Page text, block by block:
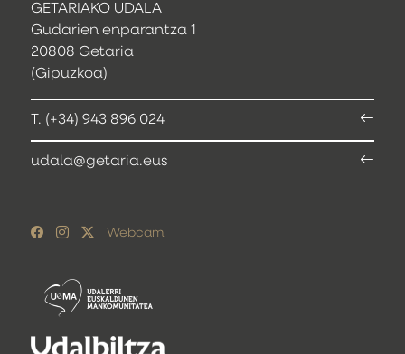
GETARIAKO UDALA
Gudarien enparantza 1
20808 Getaria
(Gipuzkoa)
T. (+34) 943 896 024
udala@getaria.eus
Webcam